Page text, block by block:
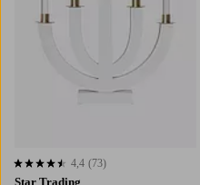
Star Trading
4,4 baseret på 73 bedømmelser
4,4 (73)